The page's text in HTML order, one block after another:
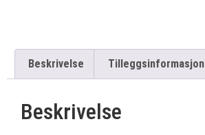
Beskrivelse Tilleggsinformasjon
Beskrivelse